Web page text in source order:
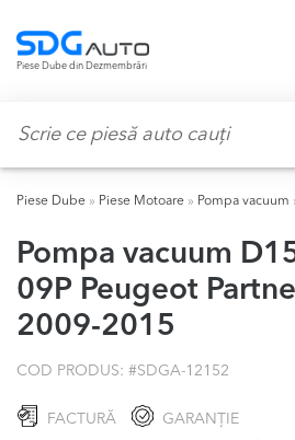
navigation
content
Piese Dube din Dezmembrări
Piese Dube » Piese Motoare » Pompa vacuum
Pompa vacuum
09P Peugeot
2009-2015
COD PRODUS: #SDGA-12152
FACTURĂ GARANȚIE